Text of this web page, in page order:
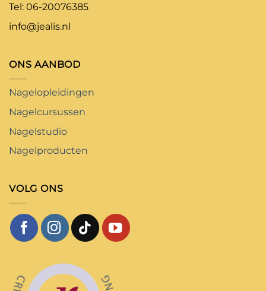
Tel: 06-20076385
info@jealis.nl
ONS AANBOD
Nagelopleidingen
Nagelcursussen
Nagelstudio
Nagelproducten
VOLG ONS